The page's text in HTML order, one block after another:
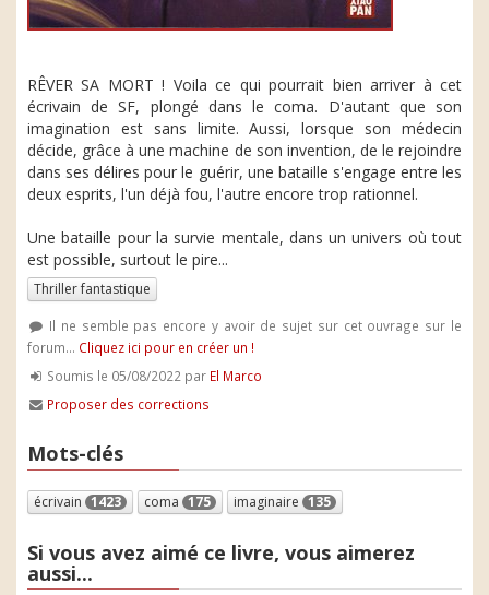
RÊVER SA MORT ! Voila ce qui pourrait bien arriver à cet
écrivain de SF, plongé dans le coma. D'autant que son
imagination est sans limite. Aussi, lorsque son médecin
décide, grâce à une machine de son invention, de le rejoindre
dans ses délires pour le guérir, une bataille s'engage entre les
deux esprits, l'un déjà fou, l'autre encore trop rationnel.
Une bataille pour la survie mentale, dans un univers où tout
est possible, surtout le pire...
Thriller fantastique
Il ne semble pas encore y avoir de sujet sur cet ouvrage sur le
forum... Cliquez ici pour en créer un !
Soumis le 05/08/2022 par El Marco
Proposer des corrections
Mots-clés
écrivain 1423 coma 175 imaginaire 135
Si vous avez aimé ce livre, vous aimerez
aussi...